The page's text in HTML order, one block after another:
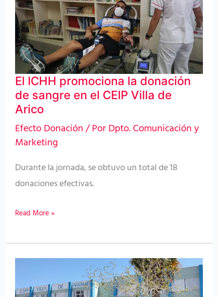
El ICHH promociona la donación
de sangre en el CEIP Villa de
Arico
Efecto Donación/ PorDpto. Comunicación y
Marketing
Durante la jornada, se obtuvo un total de 18
donaciones efectivas.
promociona
la
donación
de
sangre
en
el
CEIP
Villa
Arico
Read More »